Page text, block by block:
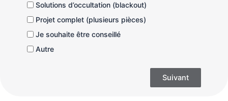
Solutions d’occultation (blackout)
Projet complet (plusieurs pièces)
Je souhaite être conseillé
Autre
Suivant